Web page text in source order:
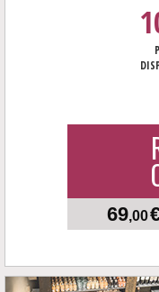
69,00